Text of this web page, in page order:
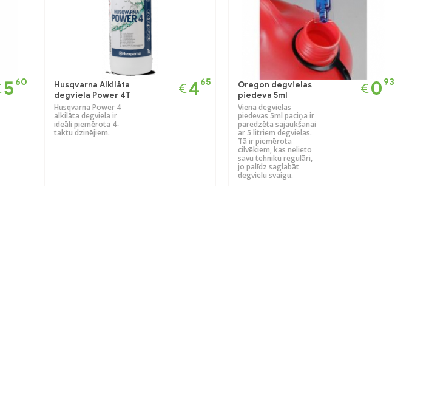
5 60
Husqvarna Alkilāta
degviela Power 4T
Husqvarna Power 4
alkilāta degviela ir
ideāli piemērota 4-
taktu dzinējiem.
€465
Oregon degvielas
piedeva 5ml
Viena degvielas
piedevas 5ml paciņa ir
paredzēta sajaukšanai
ar 5 litriem degvielas.
Tā ir piemērota
cilvēkiem, kas nelieto
savu tehniku regulāri,
jo palīdz saglabāt
degvielu svaigu.
€0 93